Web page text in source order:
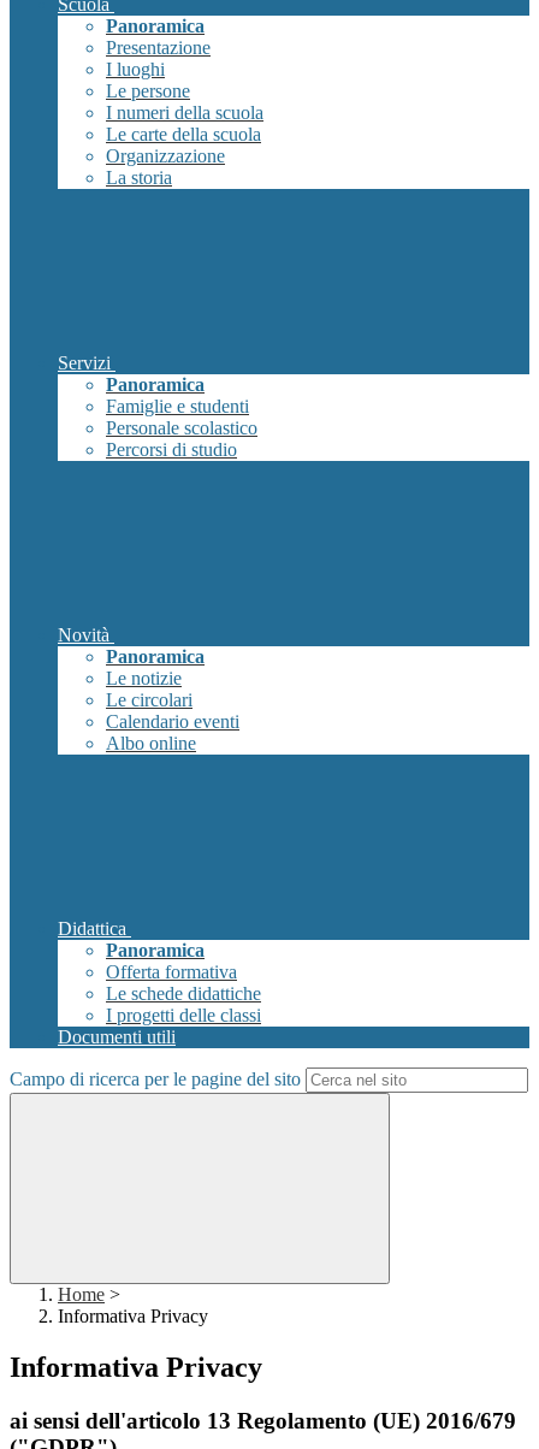
Scuola
Panoramica
Presentazione
I luoghi
Le persone
I numeri della scuola
Le carte della scuola
Organizzazione
La storia
Servizi
Panoramica
Famiglie e studenti
Personale scolastico
Percorsi di studio
Novità
Panoramica
Le notizie
Le circolari
Calendario eventi
Albo online
Didattica
Panoramica
Offerta formativa
Le schede didattiche
I progetti delle classi
Documenti utili
Campo di ricerca per le pagine del sito
Home >
Informativa Privacy
Informativa Privacy
ai sensi dell'articolo 13 Regolamento (UE) 2016/679